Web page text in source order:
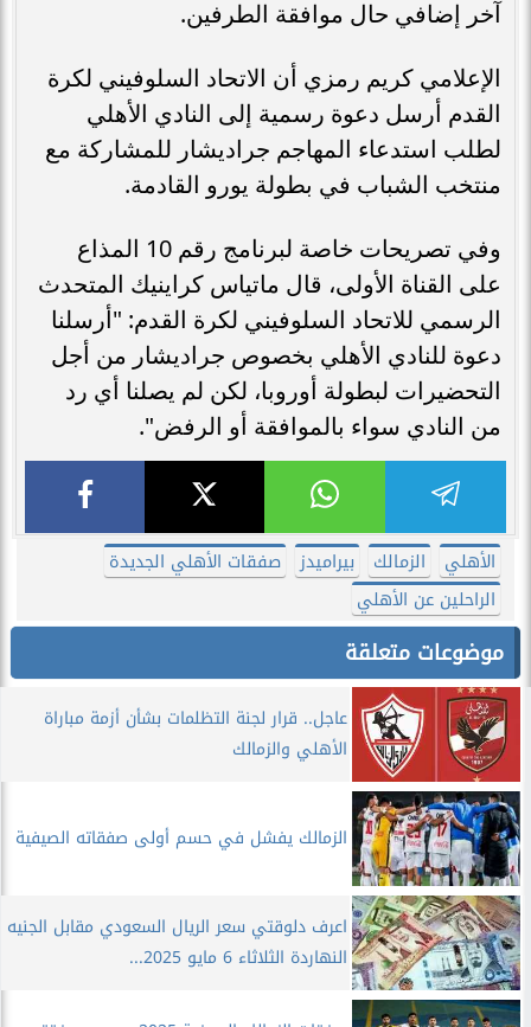
آخر إضافي حال موافقة الطرفين.
الإعلامي كريم رمزي أن الاتحاد السلوفيني لكرة
القدم أرسل دعوة رسمية إلى النادي الأهلي
لطلب استدعاء المهاجم جراديشار للمشاركة مع
منتخب الشباب في بطولة يورو القادمة.
وفي تصريحات خاصة لبرنامج رقم 10 المذاع
على القناة الأولى، قال ماتياس كراينيك المتحدث
الرسمي للاتحاد السلوفيني لكرة القدم: "أرسلنا
دعوة للنادي الأهلي بخصوص جراديشار من أجل
التحضيرات لبطولة أوروبا، لكن لم يصلنا أي رد
من النادي سواء بالموافقة أو الرفض".
الأهلي الزمالك بيراميدز
صفقات الأهلي الجديدة
الراحلين عن الأهلي
موضوعات متعلقة
عاجل.. قرار لجنة التظلمات بشأن أزمة مباراة
الأهلي والزمالك
الزمالك يفشل في حسم أولى صفقاته الصيفية
اعرف دلوقتي سعر الريال السعودي مقابل الجنيه
النهاردة الثلاثاء 6 مايو 2025...